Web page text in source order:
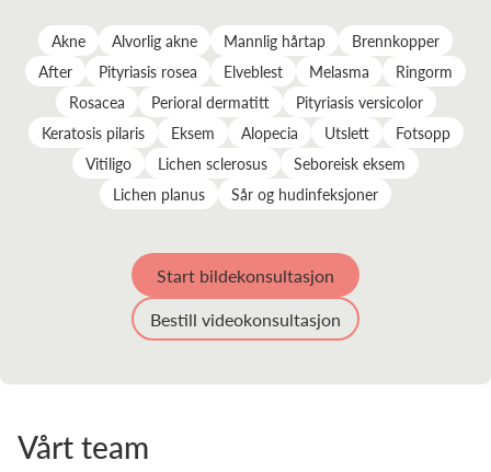
Akne Alvorlig akne Mannlig hårtap
Brennkopper
After
Pityriasis rosea Elveblest Melasma
Ringorm
Rosacea
Perioral dermatitt
Pityriasis versicolor
Keratosis pilaris
Eksem Alopecia Utslett
Fotsopp
Vitiligo
Lichen sclerosus
Seboreisk eksem
Lichen planus
Sår og hudinfeksjoner
Start bildekonsultasjon
Bestill videokonsultasjon
Vårt team